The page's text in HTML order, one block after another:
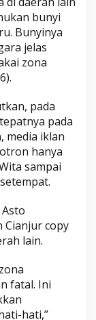
bunyi
Bunyinya
jelas
zona
pada
pada
media iklan
hanya
sampai
Cianjur copy
lain.
fatal. Ini
hati,”